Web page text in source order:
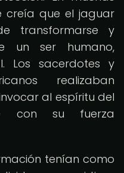
creía que el jaguar
transformarse y
un ser humano,
Los sacerdotes y
realizaban
al espíritu del
con su fuerza
tenían como